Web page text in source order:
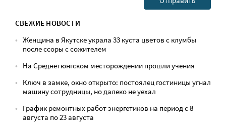
СВЕЖИЕ НОВОСТИ
Женщина в Якутске украла 33 куста цветов с клумбы
после ссоры с сожителем
На Среднетюнгском месторождении прошли учения
Ключ в замке, окно открыто: постоялец гостиницы угнал
машину сотрудницы, но далеко не уехал
График ремонтных работ энергетиков на период с 8
августа по 23 августа